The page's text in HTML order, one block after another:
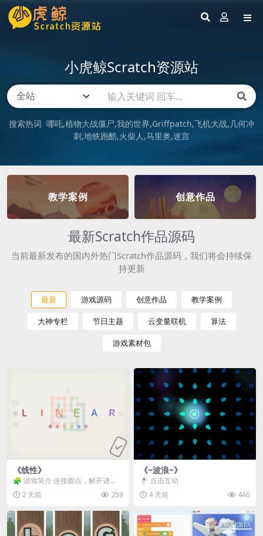
小虎鲸Scratch资源站
搜索热词 哪吒 植物大战僵尸 我的世界 Griffpatch 飞机大战 几何冲
刺 地铁跑酷 火柴人 马里奥 迷宫
教学案例 创意作品
最新Scratch作品源码
当前最新发布的国内外热门Scratch作品源码，我们将会持续保
持更新
最新 游戏源码 创意作品 教学案例
大神专栏 节日主题 云变量联机 算法
游戏素材包
《线性》
🧩 游戏简介 连接圆点，解开谜
题。 ⚠️ 重要提示 所有关卡均可通
关，请确保使用...
2 天前 259
《~波浪~》
🖱️ 点击互动
4 天前
446